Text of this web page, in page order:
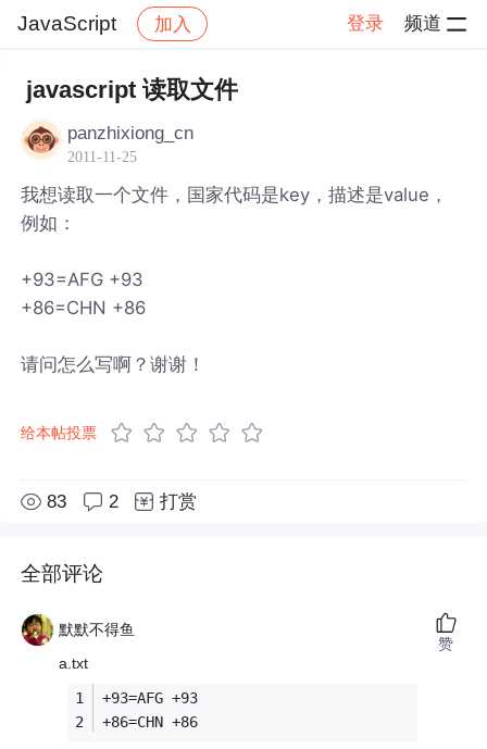
JavaScript 加入 登录 频道
社区 JavaScript 帖子详情
javascript 读取文件
panzhixiong_cn
2011-11-25
我想读取一个文件，国家代码是key，描述是value，
例如：
+93=AFG +93
+86=CHN +86
请问怎么写啊？谢谢！
给本帖投票
83 2 打赏
全部评论
默默不得鱼
a.txt
+93=AFG +93
+86=CHN +86
赞